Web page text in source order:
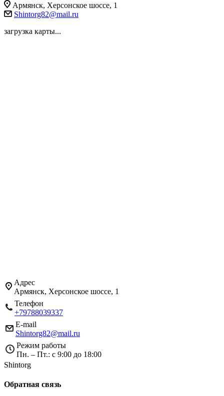
Армянск, Херсонское шоссе, 1
Shintorg82@mail.ru
загрузка карты...
Адрес
Армянск, Херсонское шоссе, 1
Телефон
+79788039337
E-mail
Shintorg82@mail.ru
Режим работы
Пн. – Пт.: с 9:00 до 18:00
Shintorg
Обратная связь